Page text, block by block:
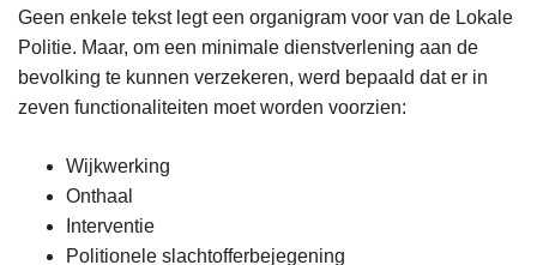
Geen enkele tekst legt een organigram voor van de Lokale
Politie. Maar, om een minimale dienstverlening aan de
bevolking te kunnen verzekeren, werd bepaald dat er in
zeven functionaliteiten moet worden voorzien:
Wijkwerking
Onthaal
Interventie
Politionele slachtofferbejegening